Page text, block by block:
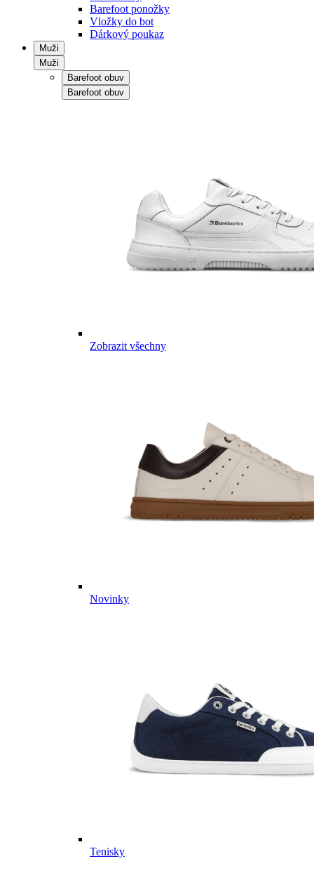
Barefoot ponožky
Vložky do bot
Dárkový poukaz
Muži
Muži
Barefoot obuv
Barefoot obuv
Zobrazit všechny
Novinky
Tenisky